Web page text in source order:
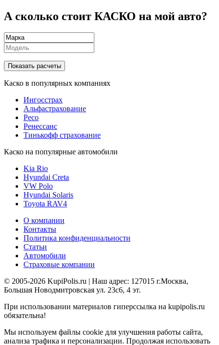
А сколько стоит КАСКО на мой авто?
Показать расчеты
Каско в популярных компаниях
Ингосстрах
Альфастрахование
Ресо
Ренессанс
Тинькофф страхование
Каско на популярные автомобили
Kia Rio
Hyundai Creta
VW Polo
Hyundai Solaris
Toyota RAV4
О компании
Контакты
Политика конфиденциальности
Статьи
Автомобили
Страховые компании
© 2005-2026 KupiPolis.ru | Наш адрес: 127015 г.Москва,
Большая Новодмитровская ул. 23с6, 4 эт.
При использовании материалов гиперссылка на kupipolis.ru
обязательна!
Мы используем файлы cookie для улучшения работы сайта,
анализа трафика и персонализации. Продолжая использовать